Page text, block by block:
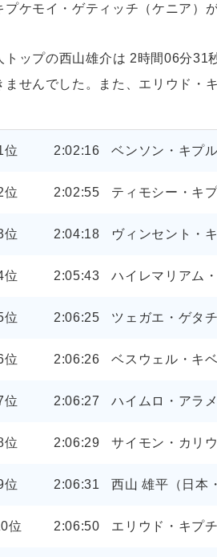
プケモイ・ゲティッチ（ケニア）
トップの西山雄介は 2時間06分31
ませんでした。また、エリウド・
位 2:02:16 ベンソン・キプ
位 2:02:55 ティモシー・キ
位 2:04:18 ヴィンセント・
位 2:05:43 ハイレマリアム
位 2:06:25 ツェガエ・ゲタ
位 2:06:26 ベスウェル・キ
位 2:06:27 ハイムロ・アラ
位 2:06:29 サイモン・カリ
位 2:06:31 西山 雄平（日本
位 2:06:50 エリウド・キプ